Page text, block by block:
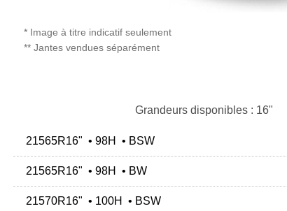
* Image à titre indicatif seulement
** Jantes vendues séparément
Grandeurs disponibles : 16"
21565R16" • 98H • BSW
21565R16" • 98H • BW
21570R16" • 100H • BSW